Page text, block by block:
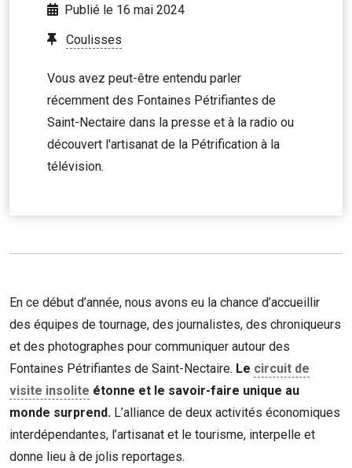
Publié le 16 mai 2024
Coulisses
Vous avez peut-être entendu parler
récemment des Fontaines Pétrifiantes de
Saint-Nectaire dans la presse et à la radio ou
découvert l'artisanat de la Pétrification à la
télévision.
En ce début d’année, nous avons eu la chance d’accueillir
des équipes de tournage, des journalistes, des chroniqueurs
et des photographes pour communiquer autour des
Fontaines Pétrifiantes de Saint-Nectaire. Le circuit de
visite insolite étonne et le savoir-faire unique au
monde surprend. L’alliance de deux activités économiques
interdépendantes, l’artisanat et le tourisme, interpelle et
donne lieu à de jolis reportages.